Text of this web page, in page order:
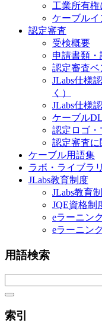
工業所有権
ケーブルイ
認定審査
受検概要
申請書類・
認定審査ベ
JLabs仕様
く）
JLabs仕様
ケーブル
認定ロゴ
認定審査
ケーブル用語集
ラボ・ライブラリ
JLabs教育制度
JLabs教育
JQE資格制
eラーニン
eラーニン
用語検索
索引